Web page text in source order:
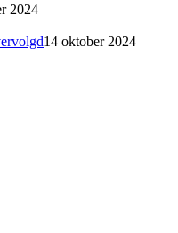
2024
14 oktober 2024